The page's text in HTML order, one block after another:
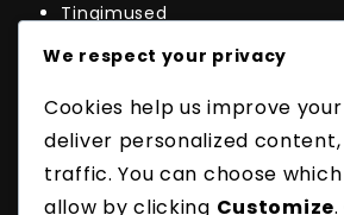
Tingimused
Küpsised ja jälgimine
Badminton – Ristservi Viga:
Karistused
Badmintoni serveerimise
We respect your privacy
Cookies help us improve
deliver personalized
traffic. You can choose
allow by clicking Customize